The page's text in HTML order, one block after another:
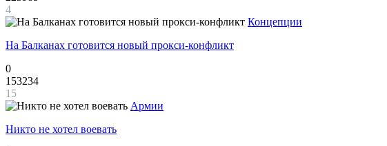
4
Концепции
На Балканах готовится новый прокси-конфликт
0
153234
15
Армии
Никто не хотел воевать